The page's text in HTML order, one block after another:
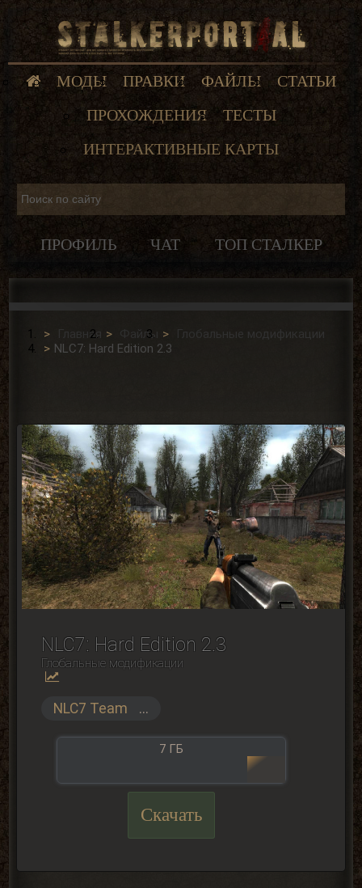
МОДЫ ПРАВКИ ФАЙЛЫ
СТАТЬИ
ПРОХОЖДЕНИЯ
ТЕСТЫ
ИНТЕРАКТИВНЫЕ КАРТЫ
ПРОФИЛЬ ЧАТ ТОП СТАЛКЕР
Главная Файлы
Глобальные модификации
NLC7: Hard Edition 2.3
NLC7: Hard Edition 2.3
Глобальные модификации
NLC7 Team ...
7 ГБ
Скачать